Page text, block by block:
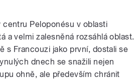
centru Peloponésu v oblasti
a velmi zalesněná rozsáhlá oblast.
s Francouzi jako první, dostali se
dnech se snažili nejen
ohně, ale především chránit